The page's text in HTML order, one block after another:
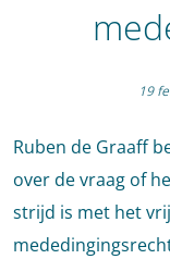
19
Ruben de Graaff
over de vraag of
strijd is met het